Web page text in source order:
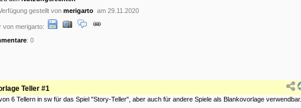
gestellt von merigarto am 29.11.2020
von merigarto:
: 0
Teller #1
6 Tellern in sw für das Spiel "Story-Teller", aber auch für andere Spiele als Blankovorlage verwendbar.